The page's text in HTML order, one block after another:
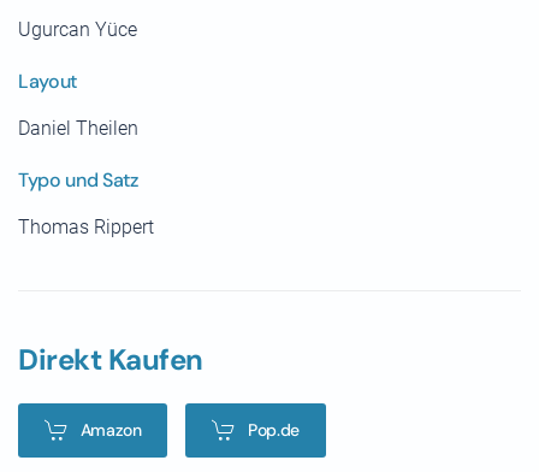
Ugurcan Yüce
Layout
Daniel Theilen
Typo und Satz
Thomas Rippert
Direkt Kaufen
Amazon Pop.de